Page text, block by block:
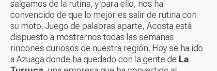
salgamos de la rutina, y para ello, nos ha
convencido de que lo mejor es salir de rutina con
su moto. Juego de palabras aparte, Acosta está
dispuesto a mostrarnos todas las semanas
rincones curiosos de nuestra región. Hoy se ha ido
a Azuaga donde ha quedado con la gente de La